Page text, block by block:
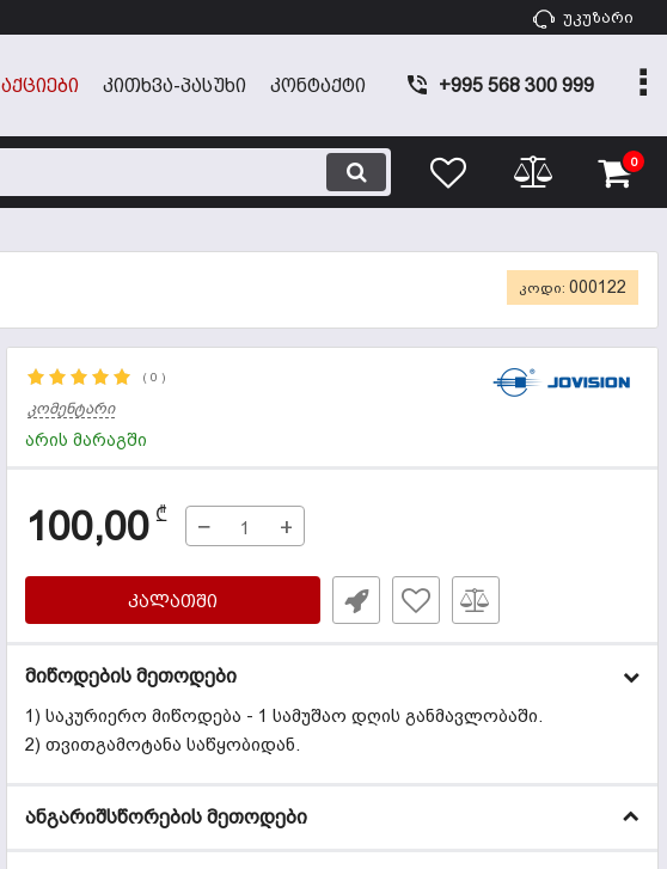
უკუზარი
ᲐᲥᲪᲘᲔᲑᲘ ᲙᲘᲗᲮᲕᲐ-ᲞᲐᲡᲣᲮᲘ ᲙᲝᲜᲢᲐᲥᲢᲘ +995 568 300 999
0
კოდი: 000122
( 0 )
კომენტარი
არის მარაგში
100,00 ₾ − +
ᲙᲐᲚᲐᲗᲨᲘ
მიწოდების მეთოდები
1) საკურიერო მიწოდება - 1 სამუშაო დღის განმავლობაში.
2) თვითგამოტანა საწყობიდან.
ანგარიშსწორების მეთოდები